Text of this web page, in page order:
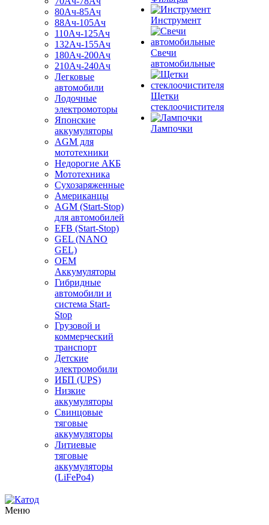
80Ач-85Ач
88Ач-105Ач
110Ач-125Ач
132Ач-155Ач
180Ач-200Ач
210Ач-240Ач
Легковые
автомобили
Лодочные
электромоторы
Японские
аккумуляторы
AGM для
мототехники
Недорогие АКБ
Мототехника
Сухозаряженные
Американцы
AGM (Start-Stop)
для автомобилей
EFB (Start-Stop)
GEL (NANO
GEL)
OEM
Аккумуляторы
Гибридные
автомобили и
система Start-
Stop
Грузовой и
коммерческий
транспорт
Детские
электромобили
ИБП (UPS)
Низкие
аккумуляторы
Свинцовые
тяговые
аккумуляторы
Литиевые
тяговые
аккумуляторы
(LiFePo4)
Инструмент
Свечи
автомобильные
Щетки
стеклоочистителя
Лампочки
Меню